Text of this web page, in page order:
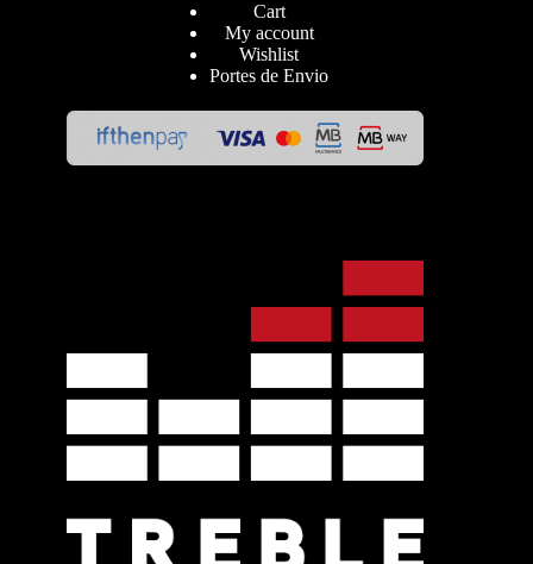
Cart
My account
Wishlist
Portes de Envio